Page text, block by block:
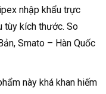
nhập khẩu trực
kích thước. So
Smato – Hàn Quốc
này khá khan hiếm